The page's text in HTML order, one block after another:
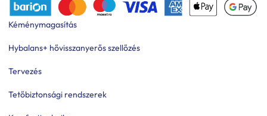
Kéménymagasítás
Hybalans+ hővisszanyerős szellőzés
Tervezés
Tetőbiztonsági rendszerek